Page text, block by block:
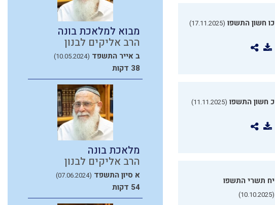
כו חשון התשפו (17.11.2025)
כ חשון התשפו (11.11.2025)
יח תשרי התשפו
(10.10.2025)
מבוא למלאכת בונה
הרב אליקים לבנון
ב אייר התשפד (10.05.2024)
38 דקות
מלאכת בונה
הרב אליקים לבנון
א סיון התשפד (07.06.2024)
54 דקות